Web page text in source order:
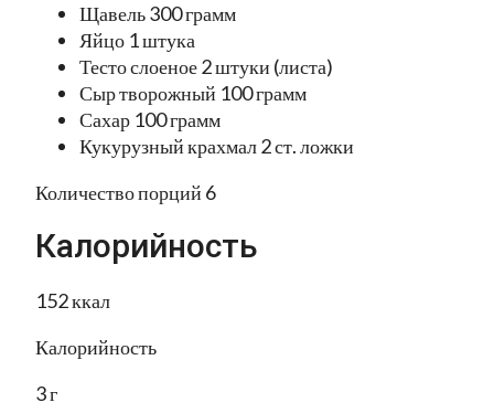
Щавель 300 грамм
Яйцо 1 штука
Тесто слоеное 2 штуки (листа)
Сыр творожный 100 грамм
Сахар 100 грамм
Кукурузный крахмал 2 ст. ложки
Количество порций 6
Калорийность
152 ккал
Калорийность
3 г